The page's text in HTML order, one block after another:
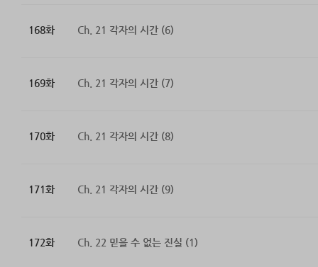
168화 Ch. 21 각자의 시간 (6)
169화 Ch. 21 각자의 시간 (7)
170화 Ch. 21 각자의 시간 (8)
171화 Ch. 21 각자의 시간 (9)
172화 Ch. 22 믿을 수 없는 진실 (1)